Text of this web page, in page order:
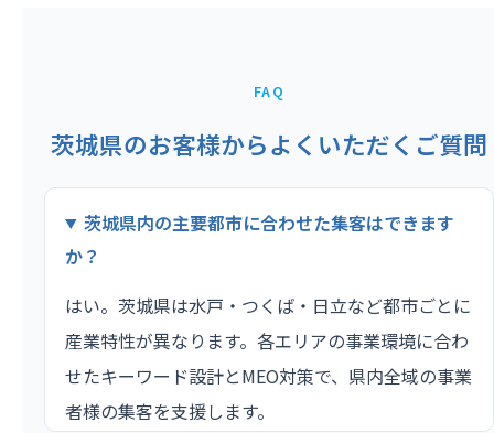
FAQ
茨城県のお客様からよくいただくご質問
茨城県内の主要都市に合わせた集客はできます
か？
はい。茨城県は水戸・つくば・日立など都市ごとに
産業特性が異なります。各エリアの事業環境に合わ
せたキーワード設計とMEO対策で、県内全域の事業
者様の集客を支援します。